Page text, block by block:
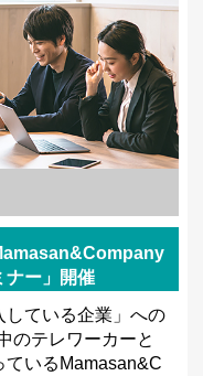
ナー」開催
している企業」への
のテレワーカーと
ているMamasan&C